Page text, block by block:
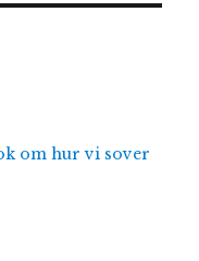
om hur vi sover